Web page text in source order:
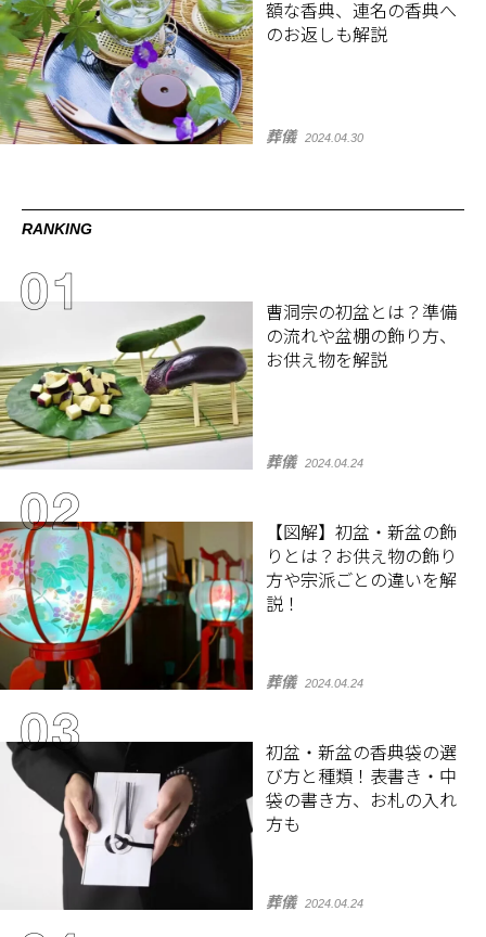
額な香典、連名の香典へ
のお返しも解説
葬儀 2024.04.30
RANKING
曹洞宗の初盆とは？準備
の流れや盆棚の飾り方、
お供え物を解説
葬儀 2024.04.24
【図解】初盆・新盆の飾
りとは？お供え物の飾り
方や宗派ごとの違いを解
説！
葬儀 2024.04.24
初盆・新盆の香典袋の選
び方と種類！表書き・中
袋の書き方、お札の入れ
方も
葬儀 2024.04.24